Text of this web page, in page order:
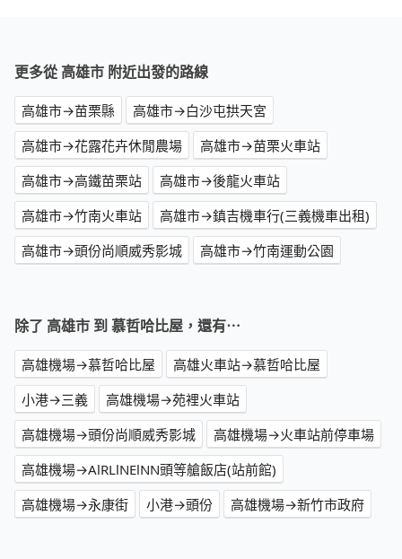
更多從 高雄市 附近出發的路線
高雄市→苗栗縣
高雄市→白沙屯拱天宮
高雄市→花露花卉休閒農場
高雄市→苗栗火車站
高雄市→高鐵苗栗站
高雄市→後龍火車站
高雄市→竹南火車站
高雄市→鎮吉機車行(三義機車出租)
高雄市→頭份尚順威秀影城
高雄市→竹南運動公園
除了 高雄市 到 慕哲哈比屋，還有⋯
高雄機場→慕哲哈比屋
高雄火車站→慕哲哈比屋
小港→三義
高雄機場→苑裡火車站
高雄機場→頭份尚順威秀影城
高雄機場→火車站前停車場
高雄機場→AlRLlNElNN頭等艙飯店(站前館)
高雄機場→永康街
小港→頭份 高雄機場→新竹市政府